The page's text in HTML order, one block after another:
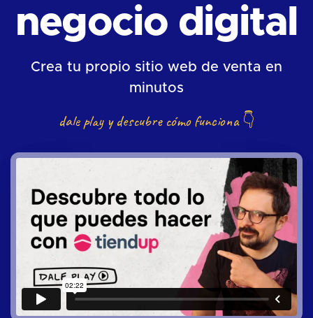
negocio digital
Crea tu propio sitio web de venta en
minutos
dale play y descubre cómo funciona 👇